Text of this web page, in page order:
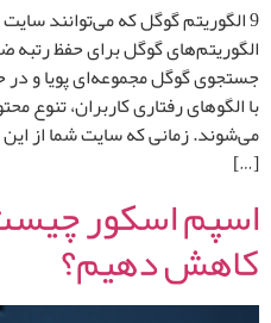
9 الگوریتم گوگل که می‌توانند
الگوریتم‌های گوگل برای حفظ
جستجوی گوگل مجموعه‌ای پویا و
با الگوهای رفتاری کاربران، تنوع
می‌شوند. زمانی که سایت شما از این
[…]
اسپم اسکور
کاهش دهیم؟